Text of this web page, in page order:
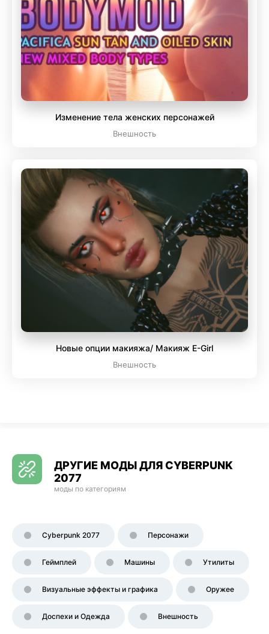
Изменение тела женских персонажей
Внешность
Новые опции макияжа/ Макияж E-Girl
Внешность
ДРУГИЕ МОДЫ ДЛЯ CYBERPUNK
2077
моды по категориям
Cyberpunk 2077 Персонажи
Геймплей Машины Утилиты
Визуальные эффекты и графика Оружее
Доспехи и Одежда Внешность